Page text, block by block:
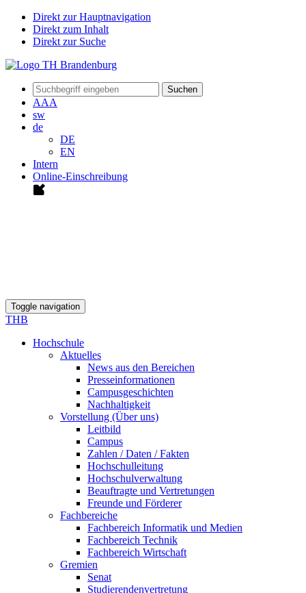
Direkt zur Hauptnavigation
Direkt zum Inhalt
Direkt zur Suche
Suchen
AAA
sw
de
DE
EN
Intern
Online-Einschreibung
Toggle navigation
THB
Hochschule
Aktuelles
News aus den Bereichen
Presseinformationen
Campusgeschichten
Nachhaltigkeit
Vorstellung (Über uns)
Leitbild
Campus
Zahlen / Daten / Fakten
Hochschulleitung
Hochschulverwaltung
Beauftragte und Vertretungen
Freunde und Förderer
Fachbereiche
Fachbereich Informatik und Medien
Fachbereich Technik
Fachbereich Wirtschaft
Gremien
Senat
Studierendenvertretung